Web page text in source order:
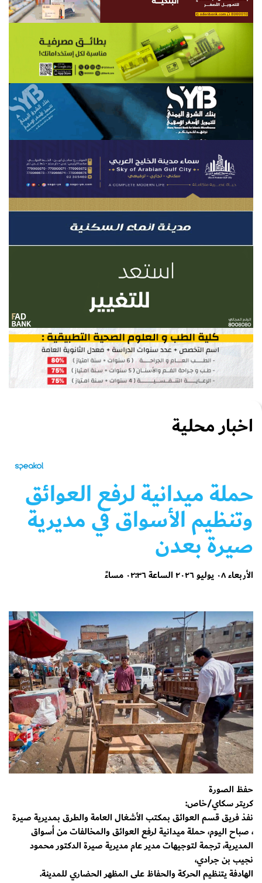
اخبار محلية
حملة ميدانية لرفع العوائق
وتنظيم الأسواق في مديرية
صيرة بعدن
الأربعاء ٠٨ يوليو ٢٠٢٦ الساعة ٠٢:٣٦ مساءً
حفظ الصورة
كريتر سكاي/خاص:
نفذ فريق قسم العوائق بمكتب الأشغال العامة والطرق بمديرية صيرة
، صباح اليوم، حملة ميدانية لرفع العوائق والمخالفات من أسواق
المديرية، ترجمة لتوجيهات مدير عام مديرية صيرة الدكتور محمود
نجيب بن جرادي،
الهادفة يتنظيم الحركة والحفاظ على المظهر الحضاري للمدينة.